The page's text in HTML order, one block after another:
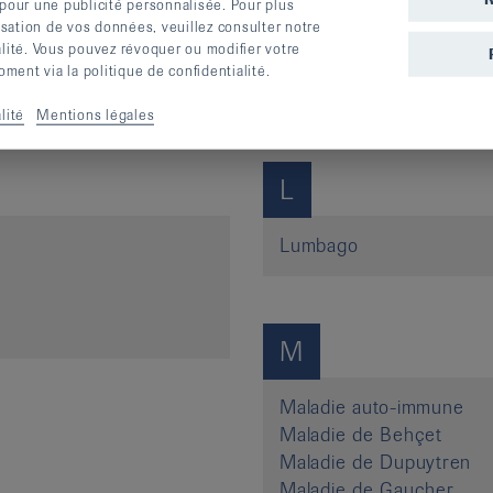
Hypercalcémie
Hyperuricémie
L
Lumbago
M
Maladie auto-immune
Maladie de Behçet
Maladie de Dupuytren
une publicité personnalisée. Pour plus
de vos données, veuillez consulter notre
Vous pouvez révoquer ou modifier votre
via la politique de confidentialité.
Mentions légales